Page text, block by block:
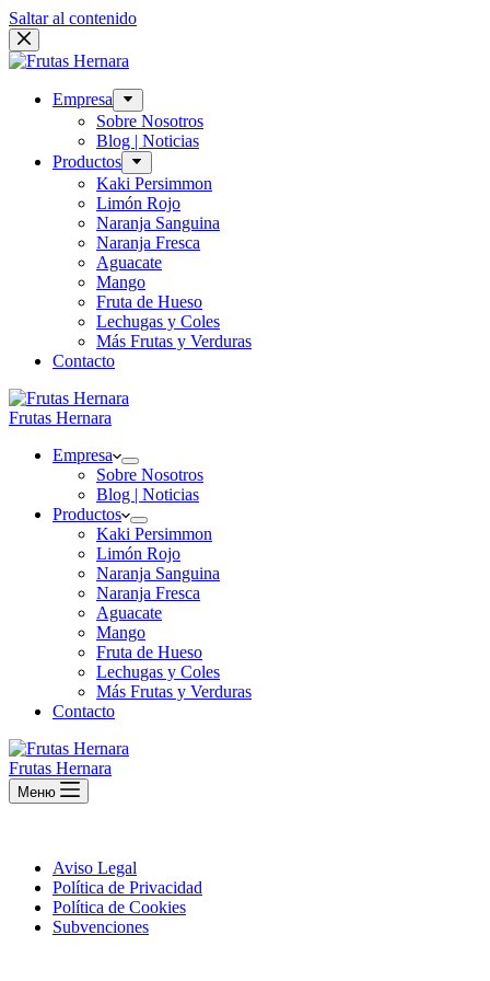
Saltar al contenido
Empresa
Sobre Nosotros
Blog | Noticias
Productos
Kaki Persimmon
Limón Rojo
Naranja Sanguina
Naranja Fresca
Aguacate
Mango
Fruta de Hueso
Lechugas y Coles
Más Frutas y Verduras
Contacto
Frutas Hernara
Empresa
Sobre Nosotros
Blog | Noticias
Productos
Kaki Persimmon
Limón Rojo
Naranja Sanguina
Naranja Fresca
Aguacate
Mango
Fruta de Hueso
Lechugas y Coles
Más Frutas y Verduras
Contacto
Frutas Hernara
Меню
Aviso Legal
Política de Privacidad
Política de Cookies
Subvenciones